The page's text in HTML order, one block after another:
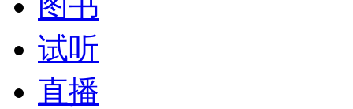
试听
直播